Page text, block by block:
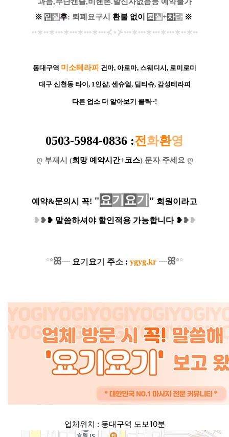
※ 입 실 후: 퇴폐요구시 환불 없이 퇴 실+차단 ※
••∗••∗•••∗•••∗•••∗•••⊀ ⋆⊁•••∗•••∗•••∗•••∗••∗••
동대구역 미소테라피 건마, 아로마, 스웨디시, 로미로미
대구 신천동 타이, 1인샵, 센슈얼, 딥티슈, 감성테라피
다른 업소 더 알아보기 클릭~!
0503-5984-0836 :전화환영
ღ 부재시 (희망 예약시간+코스) 문자 주세요 ღ
예약&문의시 꼭! "요기 요기 " 회원이라고
❥❥❥ 말씀하셔야 할인적용 가능합니다 ❥❥❥
°°ꕤ┈ 요기 요기 주소 : ygyg.kr ┈ꕤ°°
업체위치 : 동대구역 도보10분